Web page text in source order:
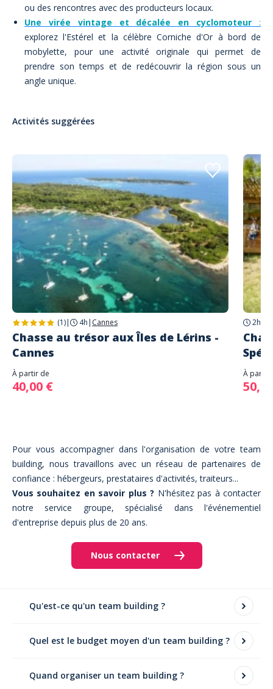
ou des rencontres avec des producteurs locaux.
Une virée vintage et décalée en cyclomoteur :
explorez l'Estérel et la célèbre Corniche d'Or à bord de
mobylette, pour une activité originale qui permet de
prendre son temps et de redécouvrir la région sous un
angle unique.
Activités suggérées
(1)| 4h | Cannes
Chasse au trésor aux Îles de Lérins -
Cannes
À partir de
40,00 €
2h
À partir
Pour vous accompagner dans l'organisation de votre team
building, nous travaillons avec un réseau de partenaires de
confiance : hébergeurs, prestataires d'activités, traiteurs...
Vous souhaitez en savoir plus ? N'hésitez pas à contacter
notre service groupe, spécialisé dans l'événementiel
d'entreprise depuis plus de 20 ans.
Nous contacter
Qu'est-ce qu'un team building ?
Un team building est un événement organisé par une
entreprise dans le but de renforcer la cohésion d'équipe,
d'améliorer la communication et de favoriser un meilleur
climat de travail. Il se traduit par des activités ludiques et
collaboratives, souvent en dehors du cadre
Quel est le budget moyen d'un team building ?
Le budget d'un team building varie en fonction de
nombreux paramètres : le nombre de participants, le
Quand organiser un team building ?